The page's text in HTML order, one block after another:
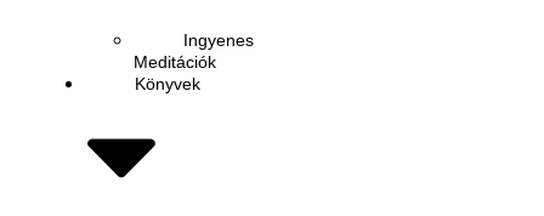
Ingyenes
Meditációk
Könyvek